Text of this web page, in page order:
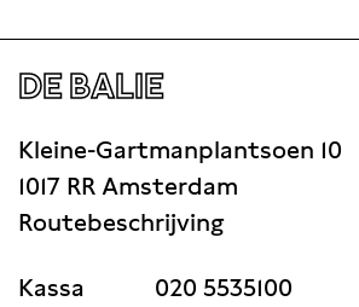
DE BALIE
Kleine-Gartmanplantsoen 10
1017 RR Amsterdam
Routebeschrijving
Kassa
020 5535100